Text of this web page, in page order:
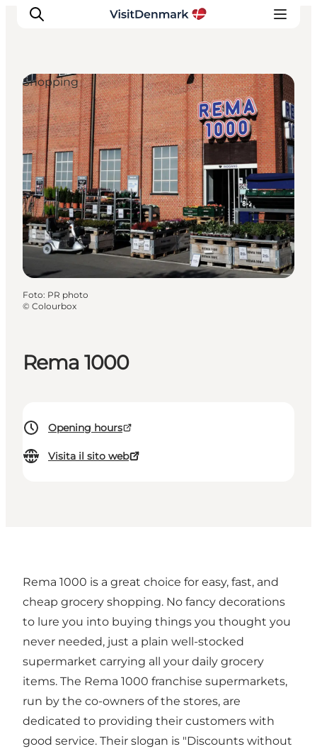
Ispirazioni
Dove andare
Cosa fare
Dove dormire
Pianifica il viaggio
Rema 1000
Opening hours
Visita il sito web
Shopping
Foto: PR photo
© Colourbox
Rema 1000 is a great choice for easy, fast, and
cheap grocery shopping. No fancy decorations
to lure you into buying things you thought you
never needed, just a plain well-stocked
supermarket carrying all your daily grocery
items. The Rema 1000 franchise supermarkets,
run by the co-owners of the stores, are
dedicated to providing their customers with
good service. Their slogan is "Discounts without